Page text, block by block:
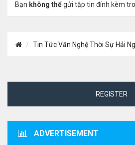
Bạn không thểgửi tập tin đính kèm
Tin Tức Văn Nghệ Thời Sự Hải
REGISTER
ADVERTISEMENT